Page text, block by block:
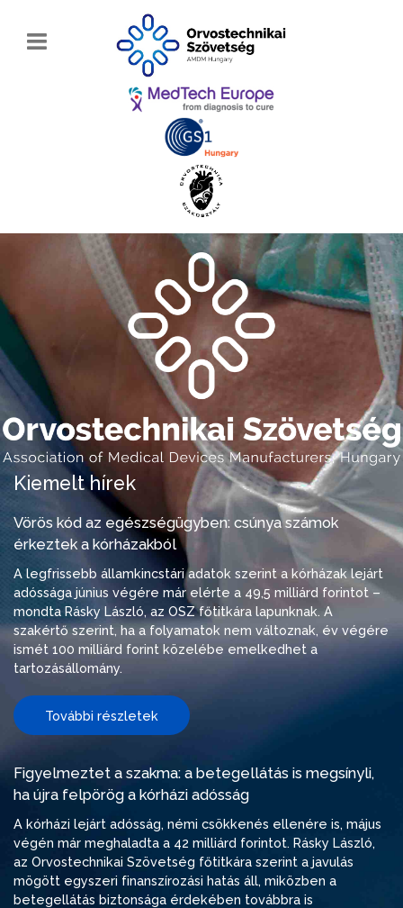
Kiemelt hírek
Vörös kód az egészségügyben: csúnya számok
érkeztek a kórházakból
A legfrissebb államkincstári adatok szerint a kórházak lejárt
adóssága június végére már elérte a 49,5 milliárd forintot –
mondta Rásky László, az OSZ főtitkára lapunknak. A
szakértő szerint, ha a folyamatok nem változnak, év végére
ismét 100 milliárd forint közelébe emelkedhet a
tartozásállomány.
További részletek
Figyelmeztet a szakma: a betegellátás is megsínyli,
ha újra felpörög a kórházi adósság
A kórházi lejárt adósság, némi csökkenés ellenére is, május
végén már meghaladta a 42 milliárd forintot. Rásky László,
az Orvostechnikai Szövetség főtitkára szerint a javulás
mögött egyszeri finanszírozási hatás áll, miközben a
betegellátás biztonsága érdekében továbbra is